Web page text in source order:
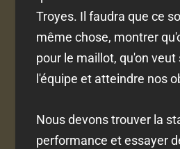
Troyes. Il faudra que ce
même chose, montrer
pour le maillot, qu'on
l'équipe et atteindre nos
Nous devons trouver la
performance et essayer